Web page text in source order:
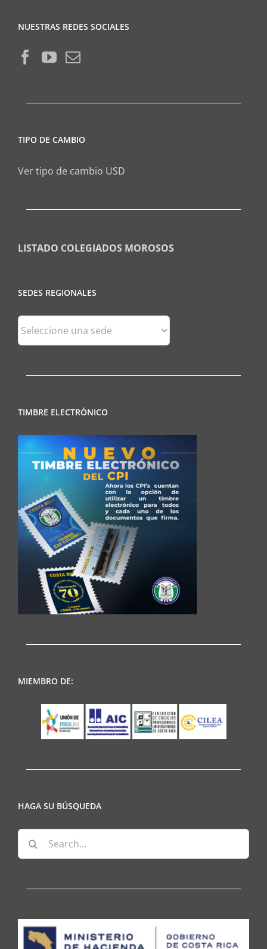
NUESTRAS REDES SOCIALES
TIPO DE CAMBIO
Ver tipo de cambio USD
LISTADO COLEGIADOS MOROSOS
SEDES REGIONALES
Sedes
Regionales
TIMBRE ELECTRÓNICO
MIEMBRO DE:
HAGA SU BÚSQUEDA
Search
for: